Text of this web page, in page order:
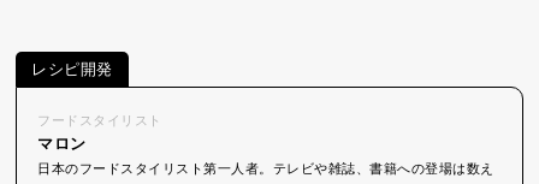
レシピ開発
フードスタイリスト
マロン
日本のフードスタイリスト第一人者。テレビや雑誌、書籍への登場は数え